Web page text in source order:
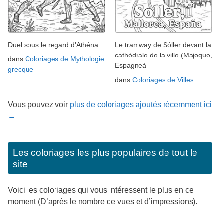
Duel sous le regard d'Athéna
dans Coloriages de Mythologie
grecque
Le tramway de Sóller devant la
cathédrale de la ville (Majoque,
Espagneà
dans Coloriages de Villes
Vous pouvez voir plus de coloriages ajoutés récemment ici
→
Les coloriages les plus populaires de tout le
site
Voici les coloriages qui vous intéressent le plus en ce
moment (D’après le nombre de vues et d’impressions).